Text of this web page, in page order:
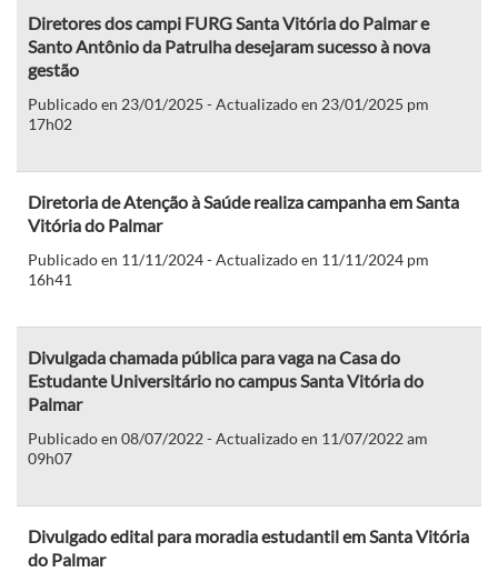
Diretores dos campi FURG Santa Vitória do Palmar e
Santo Antônio da Patrulha desejaram sucesso à nova
gestão
Publicado en 23/01/2025 - Actualizado en 23/01/2025 pm
17h02
Diretoria de Atenção à Saúde realiza campanha em Santa
Vitória do Palmar
Publicado en 11/11/2024 - Actualizado en 11/11/2024 pm
16h41
Divulgada chamada pública para vaga na Casa do
Estudante Universitário no campus Santa Vitória do
Palmar
Publicado en 08/07/2022 - Actualizado en 11/07/2022 am
09h07
Divulgado edital para moradia estudantil em Santa Vitória
do Palmar